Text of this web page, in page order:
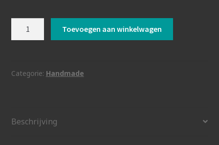
coffee
Toevoegen aan winkelwagen
Categorie: Handmade
Beschrijving